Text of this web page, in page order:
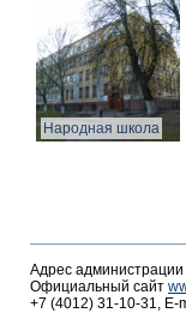
Народная школа
Адрес администрации
Официальный сайт
+7 (4012) 31-10-31, E-